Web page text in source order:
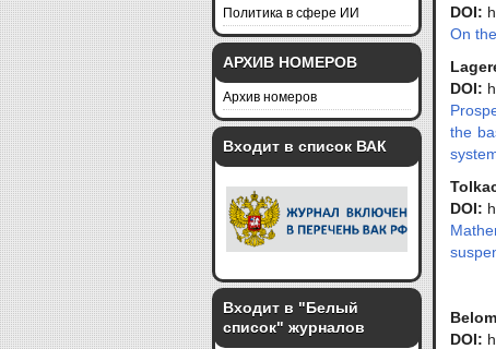
Политика в сфере ИИ
АРХИВ НОМЕРОВ
Архив номеров
Входит в список ВАК
Входит в "Белый
список" журналов
DOI:
On
DOI:
the
DOI:
DOI: